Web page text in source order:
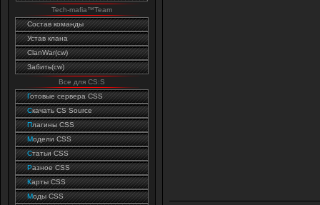
Tech-mafia™Team
Состав команды
Устав клана
ClanWar(cw)
Забить(cw)
Все для CS:S
Готовые сервера CSS
Cкачать CS Source
Плагины CSS
Модели CSS
Статьи CSS
Разное CSS
Карты CSS
Моды CSS